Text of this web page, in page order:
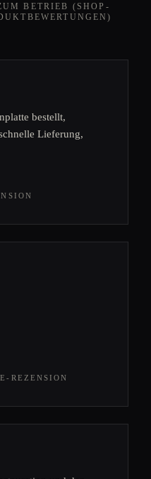
BETRIEB (SHOP-
bestellt,
Lieferung,
REZENSION